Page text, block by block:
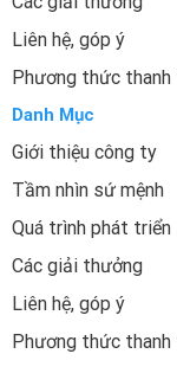
Liên hệ, góp ý
Phương thức thanh
Danh Mục
Giới thiệu công ty
Tầm nhìn sứ mệnh
Quá trình phát triển
Các giải thưởng
Liên hệ, góp ý
Phương thức thanh